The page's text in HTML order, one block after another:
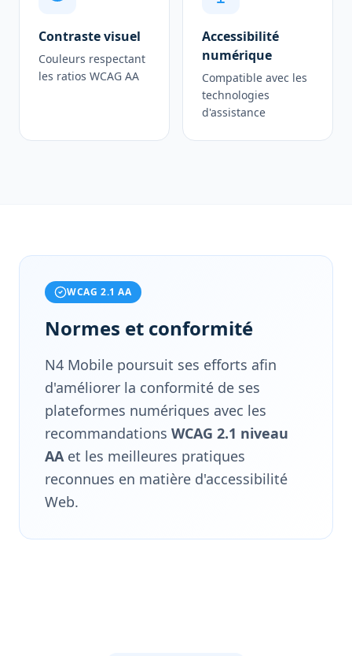
Contraste visuel
Couleurs respectant
les ratios WCAG AA
Accessibilité
numérique
Compatible avec les
technologies
d'assistance
WCAG 2.1 AA
Normes et conformité
N4 Mobile poursuit ses efforts afin
d'améliorer la conformité de ses
plateformes numériques avec les
recommandations WCAG 2.1 niveau
AAet les meilleures pratiques
reconnues en matière d'accessibilité
Web.